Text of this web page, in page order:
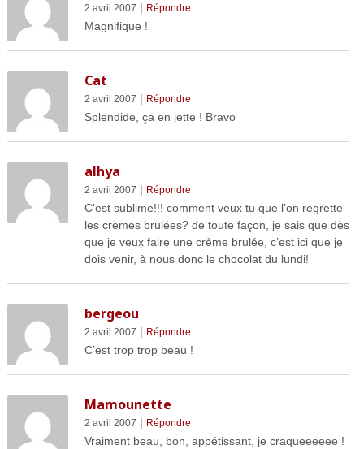
2 avril 2007 | Répondre
Magnifique !
Cat
2 avril 2007 | Répondre
Splendide, ça en jette ! Bravo
alhya
2 avril 2007 | Répondre
C’est sublime!!! comment veux tu que l’on regrette
les crèmes brulées? de toute façon, je sais que dès
que je veux faire une crème brulée, c’est ici que je
dois venir, à nous donc le chocolat du lundi!
bergeou
2 avril 2007 | Répondre
C’est trop trop beau !
Mamounette
2 avril 2007 | Répondre
Vraiment beau, bon, appétissant, je craqueeeeee !